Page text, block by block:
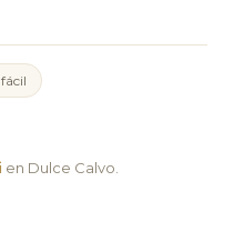
en Dulce Calvo.